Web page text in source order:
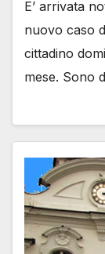
E’ arrivata
nuovo caso
cittadino
mese. Sono